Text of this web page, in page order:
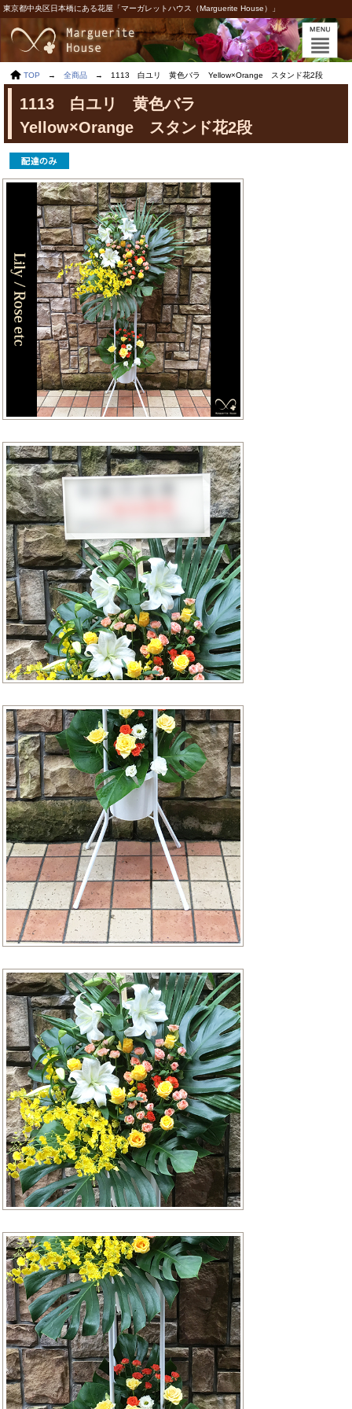
東京都中央区日本橋にある花屋「マーガレットハウス（Marguerite House）」
TOP → 全商品 → 1113 白ユリ 黄色バラ Yellow×Orange スタンド花2段
1113 白ユリ 黄色バラ
Yellow×Orange スタンド花2段